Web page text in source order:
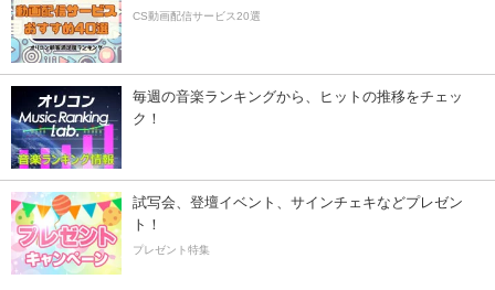
CS動画配信サービス20選
毎週の音楽ランキングから、ヒットの推移をチェッ
ク！
試写会、登壇イベント、サインチェキなどプレゼン
ト！
プレゼント特集